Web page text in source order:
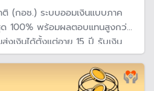
(กอช.) ระบบออมเงินแบบภาค
100% พร้อมผลตอบแทนสูงกว่า
ส่งเงินได้ตั้งแต่อายุ 15 ปี รับเงิน
กับอาชีพอิสระ และนักเรียน